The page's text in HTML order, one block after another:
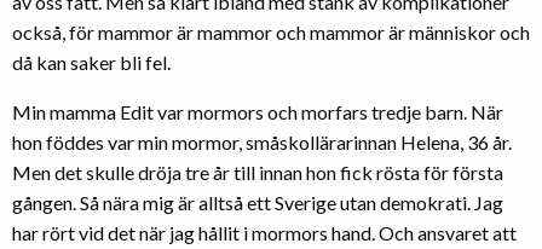
också, för mammor är mammor och mammor är människor och
då kan saker bli fel.
Min mamma Edit var mormors och morfars tredje barn. När
hon föddes var min mormor, småskollärarinnan Helena, 36 år.
Men det skulle dröja tre år till innan hon fick rösta för första
gången. Så nära mig är alltså ett Sverige utan demokrati. Jag
har rört vid det när jag hållit i mormors hand. Och ansvaret att